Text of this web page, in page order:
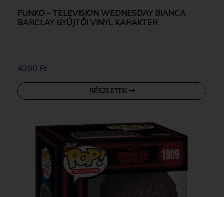
FUNKO - TELEVISION WEDNESDAY BIANCA
BARCLAY GYŰJTŐI VINYL KARAKTER
4290 Ft
RÉSZLETEK